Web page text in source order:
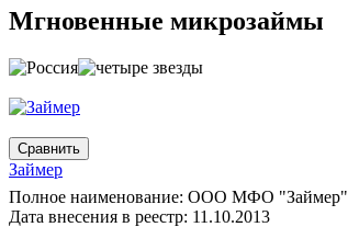
Мгновенные микрозаймы
Займер
Полное наименование: ООО МФО "Займер"
Дата внесения в реестр: 11.10.2013